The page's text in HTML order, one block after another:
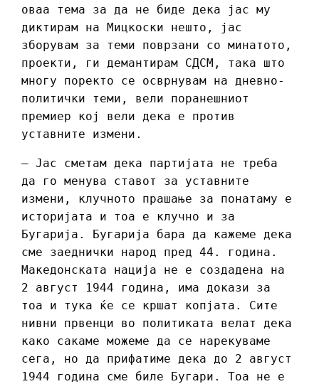
оваа тема за да не биде дека јас му
диктирам на Мицкоски нешто, јас
зборувам за теми поврзани со минатото,
проекти, ги демантирам СДСМ, така што
многу поректо се осврнувам на дневно-
политички теми, вели поранешниот
премиер кој вели дека е против
уставните измени.
– Јас сметам дека партијата не треба
да го менува ставот за уставните
измени, клучното прашање за понатаму е
историјата и тоа е клучно и за
Бугарија. Бугарија бара да кажеме дека
сме заеднички народ пред 44. година.
Македонската нација не е создадена на
2 август 1944 година, има докази за
тоа и тука ќе се кршат копјата. Сите
нивни првенци во политиката велат дека
како сакаме можеме да се нарекуваме
сега, но да прифатиме дека до 2 август
1944 година сме биле Бугари. Тоа не е